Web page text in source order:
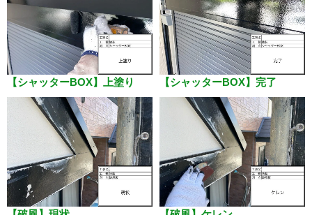
【シャッターBOX】上塗り 【シャッターBOX】完了